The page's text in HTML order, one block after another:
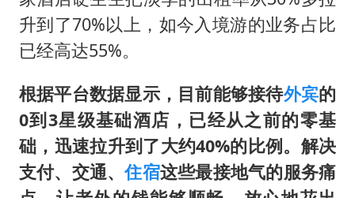
升到了70%以上，如今入境游的业务占比
已经高达55%。
根据平台数据显示，目前能够接待外宾的
0到3星级基础酒店，已经从之前的零基
础，迅速拉升到了大约40%的比例。解决
支付、交通、住宿这些最接地气的服务痛